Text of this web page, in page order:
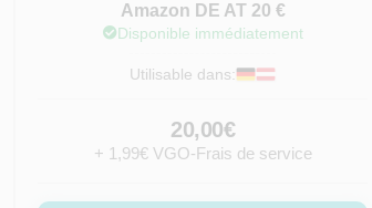
Amazon DE AT 20 €
Disponible immédiatement
Utilisable dans:
20,00€
+ 1,99€ VGO-Frais de service